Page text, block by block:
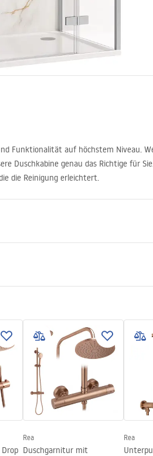
Funktionalität auf höchstem Niveau.
Duschkabine genau das Richtige für
die Reinigung erleichtert.
Wand-
Atlas
auf der Duschwanne oder auf dem Boden
2000
mm
linke oder rechte
24 monate
ja, auf einer Seite der Scheibe
Instrukcja_monta__u_kabiny_przy
__ciennej_Atlas.pdf
Rea
Duschgarnitur mit
Rea